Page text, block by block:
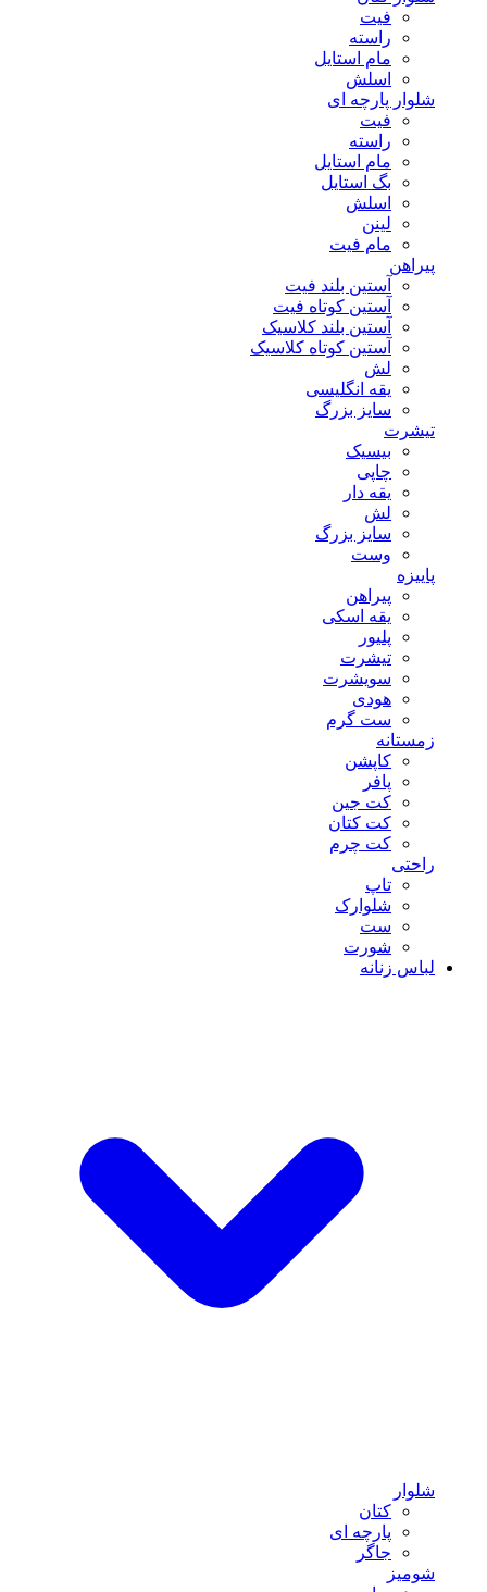
فیت
راسته
مام استایل
اسلش
شلوار پارچه ای
فیت
راسته
مام استایل
بگ استایل
اسلش
لینن
مام فیت
پیراهن
آستین بلند فیت
آستین کوتاه فیت
آستین بلند کلاسیک
آستین کوتاه کلاسیک
لش
یقه انگلیسی
سایز بزرگ
تیشرت
بیسیک
چاپی
یقه دار
لش
سایز بزرگ
وست
پاییزه
پیراهن
یقه اسکی
پلیور
تیشرت
سویشرت
هودی
ست گرم
زمستانه
کاپشن
پافر
کت جین
کت کتان
کت چرم
راحتی
تاپ
شلوارک
ست
شورت
لباس زنانه
شلوار
کتان
پارچه ای
جاگر
شومیز